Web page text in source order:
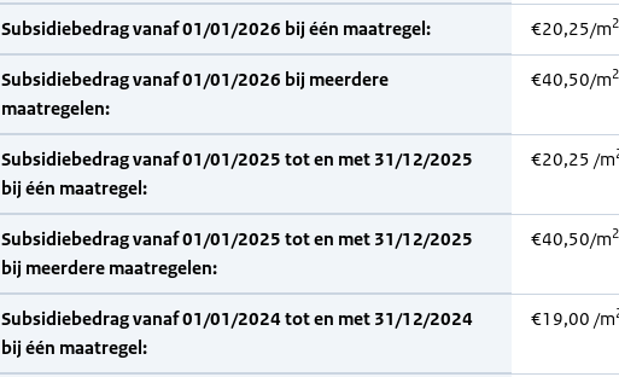
Subsidiebedrag vanaf 01/01/2026 bij één maatregel: €20,25/m2
Subsidiebedrag vanaf 01/01/2026 bij meerdere
maatregelen:
€40,50/m2
Subsidiebedrag vanaf 01/01/2025 tot en met 31/12/2025
bij één maatregel:
€20,25 /m
Subsidiebedrag vanaf 01/01/2025 tot en met 31/12/2025
bij meerdere maatregelen:
€40,50/m2
Subsidiebedrag vanaf 01/01/2024 tot en met 31/12/2024
bij één maatregel:
€19,00 /m